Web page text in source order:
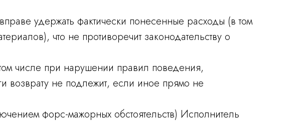
удержать фактически понесенные расходы (в том
что не противоречит законодательству о
числе при нарушении правил поведения,
возврату не подлежит, если иное прямо не
форс-мажорных обстоятельств) Исполнитель